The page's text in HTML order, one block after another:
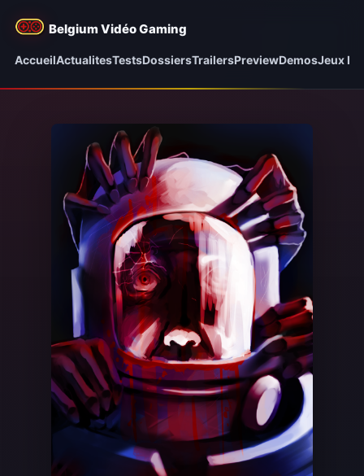
Belgium Vidéo Gaming
AccueilActualitesTestsDossiersTrailersPreviewDemosJeux